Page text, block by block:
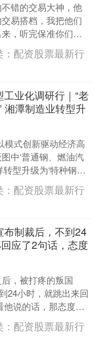
错的交易大神，他
易搭档，我把他们
，听完保准你们又
会羡慕？ 因为这两
得....
配资股票最新行
业化调研行｜“老
湘潭制造业转型升
模式创新驱动经济高
中‘普通钢、燃油汽
型升级为‘特种钢、
’新三样，大踏步向
配资股票最新行
布制裁后，不到24
应了2句话，态度
，被打疼的叛国
24小时，就跳出来回
他说的话，那态度还
“太郎”拉拉杂杂回应
配资股票最新行